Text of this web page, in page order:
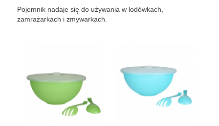
Pojemnik nadaje się do używania w lodówkach,
zamrażarkach i zmywarkach.